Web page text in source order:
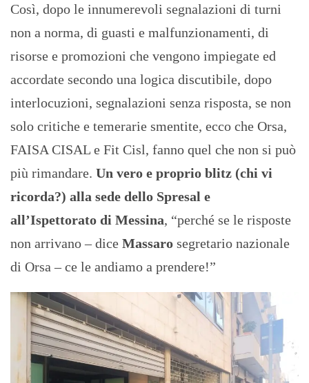
Così, dopo le innumerevoli segnalazioni di turni
non a norma, di guasti e malfunzionamenti, di
risorse e promozioni che vengono impiegate ed
accordate secondo una logica discutibile, dopo
interlocuzioni, segnalazioni senza risposta, se non
solo critiche e temerarie smentite, ecco che Orsa,
FAISA CISAL e Fit Cisl, fanno quel che non si può
più rimandare. Un vero e proprio blitz (chi vi
ricorda?) alla sede dello Spresal e
all’Ispettorato di Messina, “perché se le risposte
non arrivano – dice Massaro segretario nazionale
di Orsa – ce le andiamo a prendere!”